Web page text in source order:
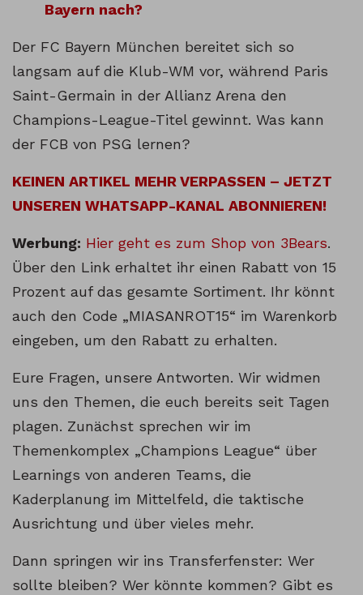
Bayern nach?
Der FC Bayern München bereitet sich so
langsam auf die Klub-WM vor, während Paris
Saint-Germain in der Allianz Arena den
Champions-League-Titel gewinnt. Was kann
der FCB von PSG lernen?
KEINEN ARTIKEL MEHR VERPASSEN – JETZT
UNSEREN WHATSAPP-KANAL ABONNIEREN!
Werbung: Hier geht es zum Shop von 3Bears.
Über den Link erhaltet ihr einen Rabatt von 15
Prozent auf das gesamte Sortiment. Ihr könnt
auch den Code „MIASANROT15“ im Warenkorb
eingeben, um den Rabatt zu erhalten.
Eure Fragen, unsere Antworten. Wir widmen
uns den Themen, die euch bereits seit Tagen
plagen. Zunächst sprechen wir im
Themenkomplex „Champions League“ über
Learnings von anderen Teams, die
Kaderplanung im Mittelfeld, die taktische
Ausrichtung und über vieles mehr.
Dann springen wir ins Transferfenster: Wer
sollte bleiben? Wer könnte kommen? Gibt es